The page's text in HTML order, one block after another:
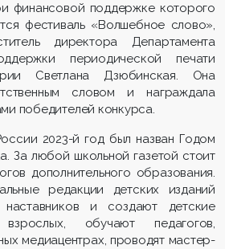
финансовой поддержке которого
фестиваль «Волшебное слово»,
директора Департамента
периодической печати
Светлана Дзюбинская. Она
словом и награждала
победителей конкурса.
2023-й год был назван Годом
За любой школьной газетой стоит
дополнительного образования.
редакции детских изданий
и создают детские
обучают педагогов,
медиацентрах, проводят мастер-